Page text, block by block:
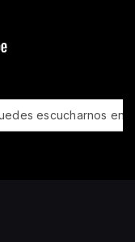
escucharnos en